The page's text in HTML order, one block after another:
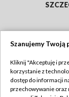
Abonament
Szanujemy Twoją
Kliknij "Akceptuję i
korzystanie z
dostęp do informacji
przechowywanie oraz